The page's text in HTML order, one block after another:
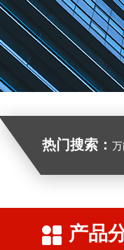
热门搜索： 万能
产品